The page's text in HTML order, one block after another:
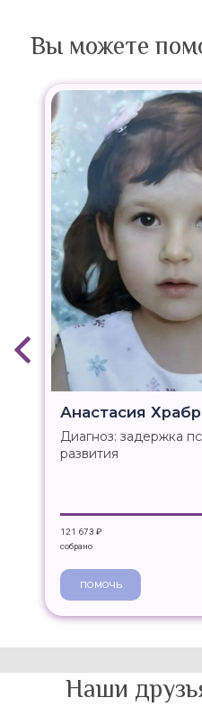
Вы можете
Анастасия
Диагноз: задержка
развития
121 673 ₽
собрано
ПОМОЧЬ
Наши